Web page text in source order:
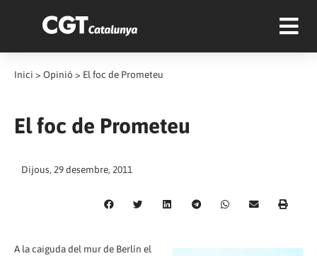
Inici > Opinió > El foc de Prometeu
El foc de Prometeu
Dijous, 29 desembre, 2011
A la caiguda del mur de Berlín el